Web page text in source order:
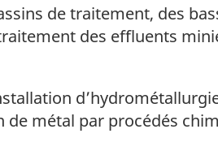
de traitement, des
des effluents
métal par procédés